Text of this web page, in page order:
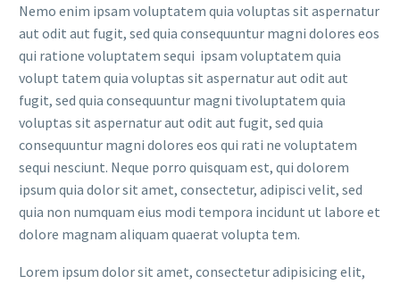
Nemo enim ipsam voluptatem quia voluptas sit aspernatur
aut odit aut fugit, sed quia consequuntur magni dolores eos
qui ratione voluptatem sequi ipsam voluptatem quia
volupt tatem quia voluptas sit aspernatur aut odit aut
fugit, sed quia consequuntur magni tivoluptatem quia
voluptas sit aspernatur aut odit aut fugit, sed quia
consequuntur magni dolores eos qui rati ne voluptatem
sequi nesciunt. Neque porro quisquam est, qui dolorem
ipsum quia dolor sit amet, consectetur, adipisci velit, sed
quia non numquam eius modi tempora incidunt ut labore et
dolore magnam aliquam quaerat volupta tem.
Lorem ipsum dolor sit amet, consectetur adipisicing elit,